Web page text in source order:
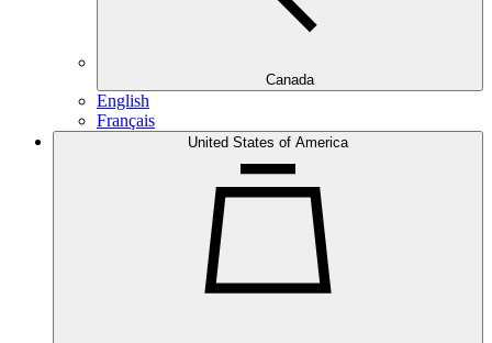
Canada
English
Français
United States of America